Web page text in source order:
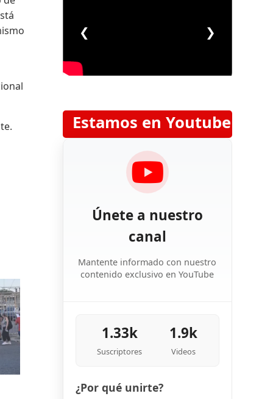
❮ ❯
Estamos en Youtube
Únete a nuestro
canal
Mantente informado con nuestro
contenido exclusivo en YouTube
1.33k
Suscriptores
1.9k
Videos
¿Por qué unirte?